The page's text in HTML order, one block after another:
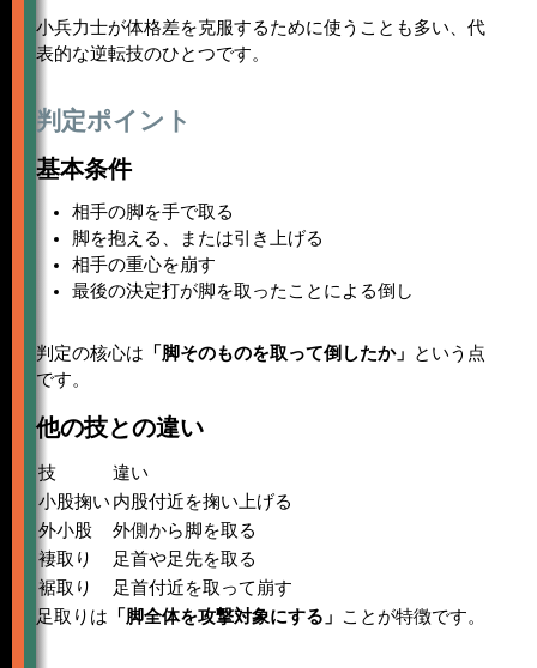
小兵力士が体格差を克服するために使うことも多い、代
表的な逆転技のひとつです。
判定ポイント
基本条件
相手の脚を手で取る
脚を抱える、または引き上げる
相手の重心を崩す
最後の決定打が脚を取ったことによる倒し
判定の核心は 「脚そのものを取って倒したか」
という点
です。
他の技との違い
技
違い
小股掬い 内股付近を掬い上げる
外小股
外側から脚を取る
褄取り
足首や足先を取る
裾取り
足首付近を取って崩す
足取りは 「脚全体を攻撃対象にする」 ことが特徴です。